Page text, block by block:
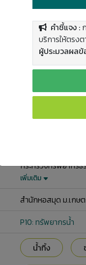
2565
กรุงเทพฯ
10.14457/
978-616-278-
มหาวิทยาลัยเกษตร
กระทรวงทรัพยากร
เพิ่มเติม
สำนักหอสมุด ม.เกษ
P10: ทรัพยากรน้ำ
น้ำทิ้ง
คำชี้แจง :
บริการให้ตรง
ผู้ประมวลผลข้